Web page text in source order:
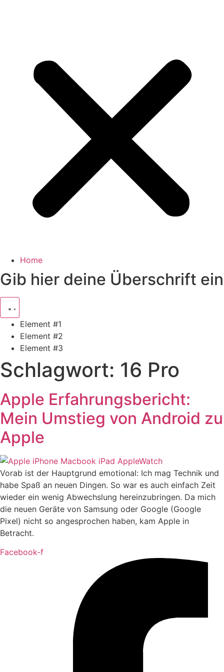
Home
Gib hier deine Überschrift ein
Element #1
Element #2
Element #3
Schlagwort: 16 Pro
Apple Erfahrungsbericht:
Mein Umstieg von Android zu
Apple
Vorab ist der Hauptgrund emotional: Ich mag Technik und
habe Spaß an neuen Dingen. So war es auch einfach Zeit
wieder ein wenig Abwechslung hereinzubringen. Da mich
die neuen Geräte von Samsung oder Google (Google
Pixel) nicht so angesprochen haben, kam Apple in
Betracht.
Facebook-f